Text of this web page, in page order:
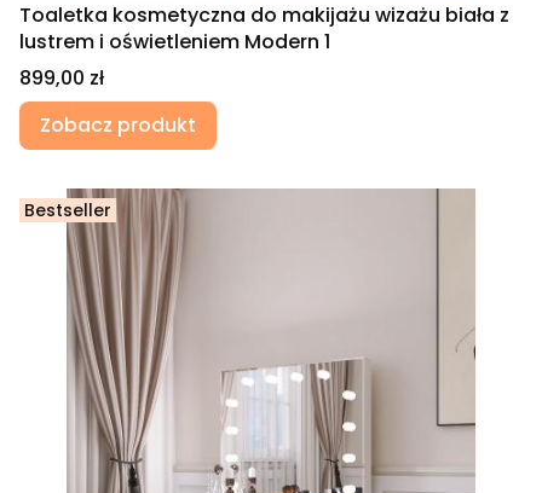
Toaletka kosmetyczna do makijażu wizażu biała z
lustrem i oświetleniem Modern 1
Cena
899,00 zł
Zobacz produkt
Bestseller